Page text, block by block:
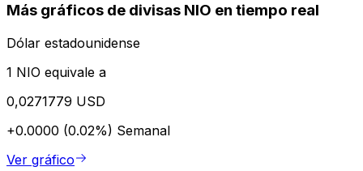
Más gráficos de divisas NIO en tiempo real
Dólar estadounidense
1 NIO equivale a
0,0271779 USD
+0.0000 (0.02%) Semanal
Ver gráfico